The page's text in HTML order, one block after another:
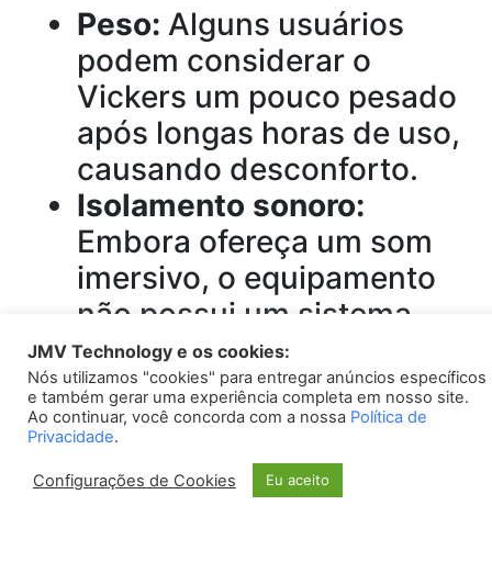
Peso: Alguns usuários
podem considerar o
Vickers um pouco pesado
após longas horas de uso,
causando desconforto.
Isolamento sonoro:
Embora ofereça um som
imersivo, o equipamento
não possui um sistema
avançado de isolamento
sonoro, permitindo que
alguns ruídos externos
sejam ouvidos durante o
jogo.
JMV Technology e os cookies:
Nós utilizamos "cookies" para entregar anúncios específicos
e também gerar uma experiência completa em nosso site.
Ao continuar, você concorda com a nossa Política de
Privacidade.
Configurações de Cookies Eu aceito